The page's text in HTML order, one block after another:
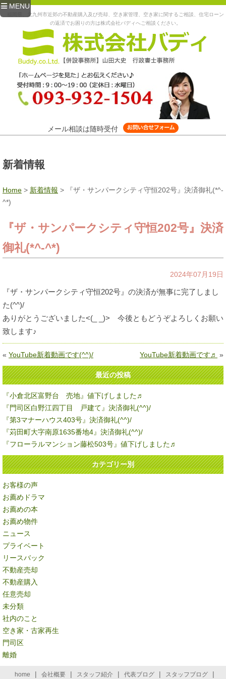
MENU
福岡県、北九州市近郊の不動産購入及び売却、空き家管理、空き家に関するご相談、住宅ローン
の返済でお困りの方は株式会社バディへご相談ください。
メール相談は随時受付
新着情報
Home > 新着情報 >
『ザ・サンパークシティ守恒202号』決済御礼(*^-
^*)
『ザ・サンパークシティ守恒202号』決済
御礼(*^-^*)
2024年07月19日
『ザ・サンパークシティ守恒202号』の決済が無事に完了しまし
た(^^)/
ありがとうございました<(_ _)> 今後ともどうぞよろしくお願い
致します♪
« YouTube新着動画です(^^)/ YouTube新着動画です♬ »
最近の投稿
『小倉北区富野台 売地』値下げしました♬
『門司区白野江四丁目 戸建て』決済御礼(^^)/
『第3マナーハウス403号』決済御礼(^^)/
『苅田町大字南原1635番地4』決済御礼(^^)/
『フローラルマンション藤松503号』値下げしました♬
カテゴリー別
お客様の声
お薦めドラマ
お薦めの本
お薦め物件
ニュース
プライベート
リースバック
不動産売却
不動産購入
任意売却
未分類
社内のこと
空き家・古家再生
門司区
離婚
home | 会社概要 | スタッフ紹介 | 代表ブログ | スタッフブログ |